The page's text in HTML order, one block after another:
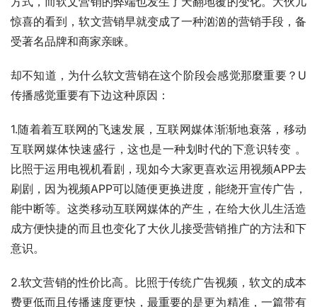
惊喜的看到，软文营销早就变成了一种汹汹的营销手段，备
受著名品牌和商家亲睐。
却不知道，为什么软文营销在这个阶段会感觉那麼重要？U
传播感觉重要有下边这种原因：
1.随着着互联网的飞速发展，互联网媒体渐渐地衰落，移动
互联网媒体快速盛行，这也是一种划时代的下意识转变 。
比照于运用电视机看剧，现如今大家更喜欢运用视频APP去
刷剧，因为视频APP可以随便更换进度，能绕开宣传广告，
能中断等。这类移动互联网媒体的产生，在给大伙儿生活造
成方便快捷的而且也变化了大伙儿接受营销推广的方法和下
意识。
2.软文营销的性价比高。比照于传统广告视频，软文的成本
费更低而且传播速度更快，最重要的是更为精准，一篇带有